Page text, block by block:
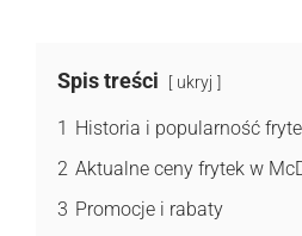
Spis treści ukryj
1 Historia i popularność
2 Aktualne ceny frytek w
3 Promocje i rabaty